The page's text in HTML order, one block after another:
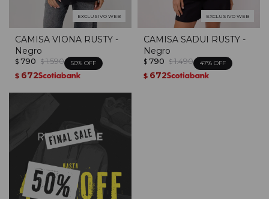
EXCLUSIVO WEB
CAMISA VIONA RUSTY -
Negro
$ 790 $ 1.590 50
$ 672
EXCLUSIVO WEB
CAMISA SADUI RUSTY -
Negro
$ 790 $ 1.490 47
$ 672